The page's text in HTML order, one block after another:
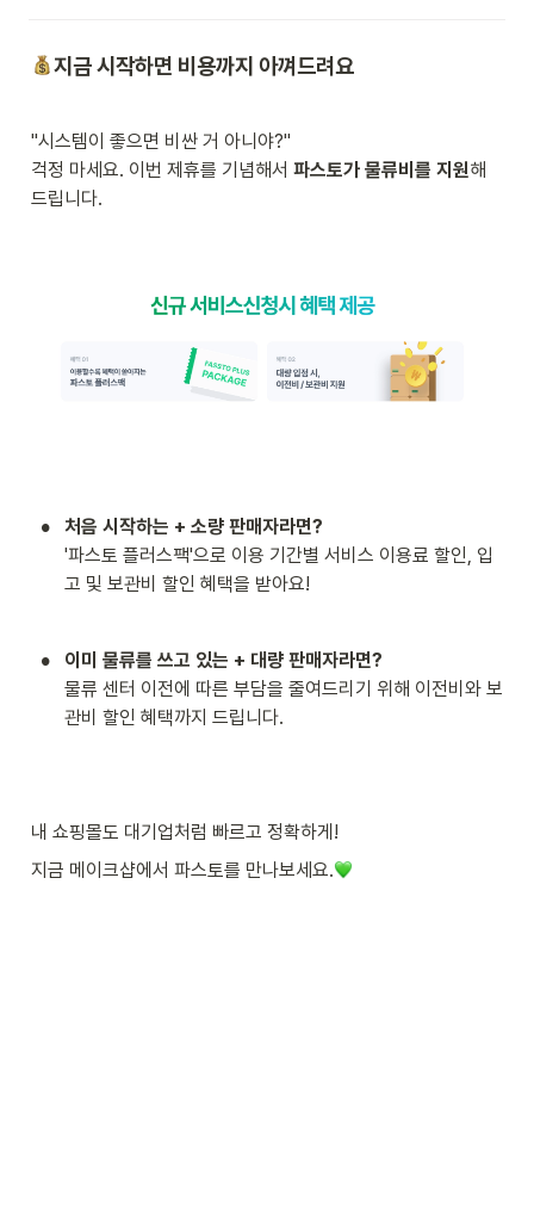
지금 시작하면 비용까지 아껴드려요
"시스템이 좋으면 비싼 거 아니야?"
걱정 마세요. 이번 제휴를 기념해서 파스토가 물류비를 지원해
드립니다.
•
'파스토 플러스팩'으로 이용 기간별 서비스 이용료 할인, 입
고 및 보관비 할인 혜택을 받아요!
•
물류 센터 이전에 따른 부담을 줄여드리기 위해 이전비와 보
관비 할인 혜택까지 드립니다.
내 쇼핑몰도 대기업처럼 빠르고 정확하게!
지금 메이크샵에서 파스토를 만나보세요.